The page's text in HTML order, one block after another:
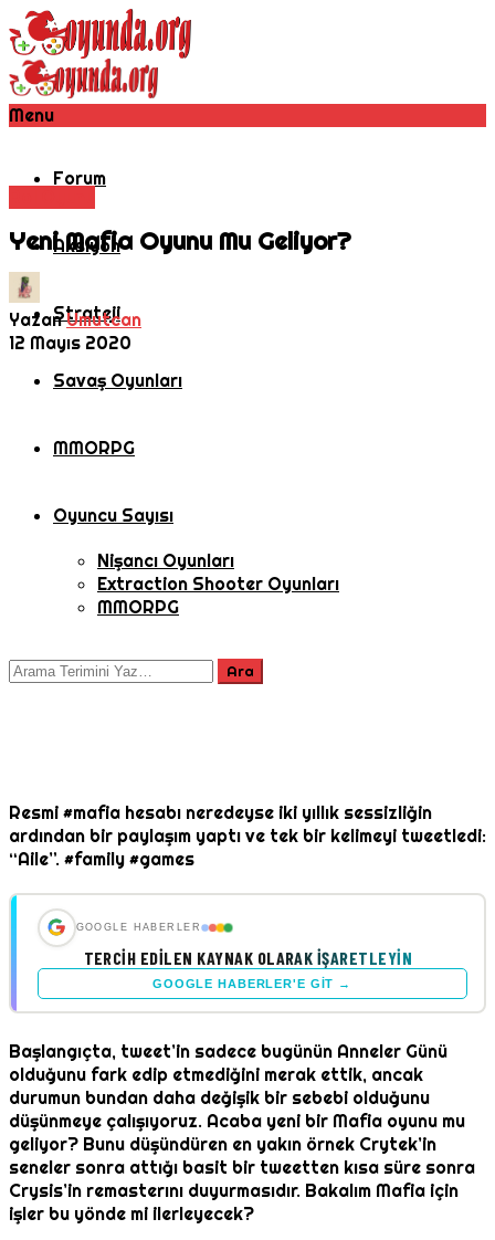
Menu
Forum
Aksiyon
Strateji
Savaş Oyunları
MMORPG
Oyuncu Sayısı
Nişancı Oyunları
Extraction Shooter Oyunları
MMORPG
Yeni Mafia Oyunu Mu Geliyor?
YazanUmutcan
12 Mayıs 2020
Resmi #mafia hesabı neredeyse iki yıllık sessizliğin
ardından bir paylaşım yaptı ve tek bir kelimeyi tweetledi:
“Aile”. #family #games
GOOGLE HABERLER
TERCIH EDILEN KAYNAK OLARAK İŞARETLEYIN
GOOGLE HABERLER'E GIT →
Başlangıçta, tweet’in sadece bugünün Anneler Günü
olduğunu fark edip etmediğini merak ettik, ancak
durumun bundan daha değişik bir sebebi olduğunu
düşünmeye çalışıyoruz. Acaba yeni bir Mafia oyunu mu
geliyor? Bunu düşündüren en yakın örnek Crytek’in
seneler sonra attığı basit bir tweetten kısa süre sonra
Crysis’in remasterını duyurmasıdır. Bakalım Mafia için
işler bu yönde mi ilerleyecek?